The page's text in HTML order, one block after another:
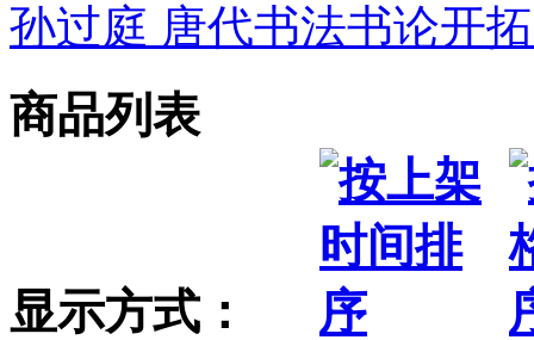
孙过庭 唐代书法书论开
商品列表
显示方式：